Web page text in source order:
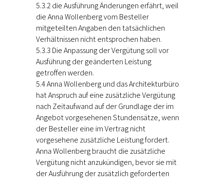
5.3.2 die Ausführung Änderungen erfährt, weil
die Anna Wollenberg vom Besteller
mitgeteilten Angaben den tatsächlichen
Verhältnissen nicht entsprochen haben.
5.3.3 Die Anpassung der Vergütung soll vor
Ausführung der geänderten Leistung
getroffen werden.
5.4 Anna Wollenberg und das Architekturbüro
hat Anspruch auf eine zusätzliche Vergütung
nach Zeitaufwand auf der Grundlage der im
Angebot vorgesehenen Stundensätze, wenn
der Besteller eine im Vertrag nicht
vorgesehene zusätzliche Leistung fordert.
Anna Wollenberg braucht die zusätzliche
Vergütung nicht anzukündigen, bevor sie mit
der Ausführung der zusätzlich geforderten